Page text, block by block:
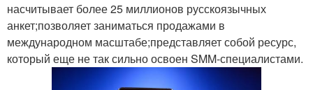
насчитывает более 25 миллионов русскоязычных
анкет;позволяет заниматься продажами в
международном масштабе;представляет собой ресурс,
который еще не так сильно освоен SMM-специалистами.